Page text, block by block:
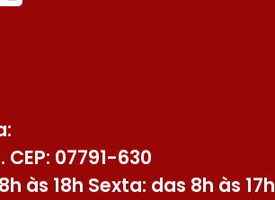
07791-630
às 18h Sexta: das 8h às 17h